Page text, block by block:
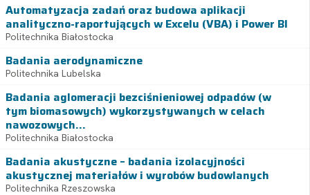
Automatyzacja zadań oraz budowa aplikacji
analityczno-raportujących w Excelu (VBA) i Power BI
Politechnika Białostocka
Badania aerodynamiczne
Politechnika Lubelska
Badania aglomeracji bezciśnieniowej odpadów (w
tym biomasowych) wykorzystywanych w celach
nawozowych...
Politechnika Białostocka
Badania akustyczne – badania izolacyjności
akustycznej materiałów i wyrobów budowlanych
Politechnika Rzeszowska